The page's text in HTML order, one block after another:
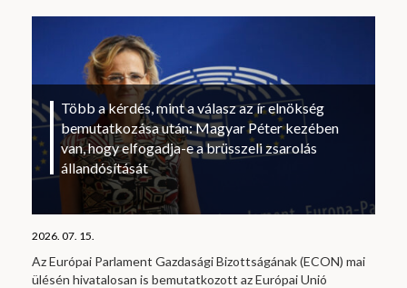
Több a kérdés, mint a válasz az ír elnökség
bemutatkozása után: Magyar Péter kezében
van, hogy elfogadja-e a brüsszeli zsarolás
állandósítását
2026. 07. 15.
Az Európai Parlament Gazdasági Bizottságának (ECON) mai
ülésén hivatalosan is bemutatkozott az Európai Unió